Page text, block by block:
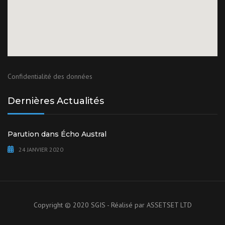
Confidentialité des données
Dernières Actualités
Parution dans Écho Austral
24 JANVIER 2020
Copyright © 2020 SGIS - Réalisé par ASSETSET LTD